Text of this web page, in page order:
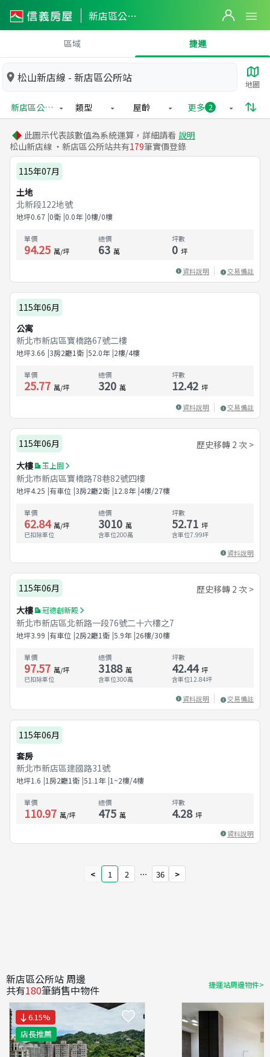
新店區公所站實價登錄
區域 捷運
松山新店線 - 新店區公所站 地圖
新店區公所站 類型 屋齡 更多 2
此圖示代表該數值為系統運算，詳細請看 說明
松山新店線 ・新店區公所站共有179筆實價登錄
115年07月
土地
北新段122地號
地坪0.67 0衛 0.0年 0樓/0樓
單價
94.25 萬/坪
總價
63 萬
坪數
0 坪
資料說明 交易備註
115年06月
公寓
新北市新店區寶橋路67號二樓
地坪3.66 3房2廳1衛 52.0年 2樓/4樓
單價
25.77 萬/坪
總價
320 萬
坪數
12.42 坪
資料說明 交易備註
115年06月
歷史移轉 2 次 >
大樓
玉上園
新北市新店區寶橋路78巷82號四樓
地坪4.25 有車位 3房2廳2衛 12.8年 4樓/27樓
單價
62.84 萬/坪
已扣除車位
總價
3010 萬
含車位200萬
坪數
52.71 坪
含車位7.99坪
資料說明
115年06月
歷史移轉 2 次 >
大樓
冠德創新殿
新北市新店區北新路一段76號二十六樓之7
地坪3.99 有車位 2房2廳1衛 5.9年 26樓/30樓
單價
97.57 萬/坪
已扣除車位
總價
3188 萬
含車位300萬
坪數
42.44 坪
含車位12.84坪
資料說明 交易備註
115年06月
套房
新北市新店區建國路31號
地坪1.6 1房2廳1衛 51.1 年 1~2樓/4樓
單價
110.97 萬/坪
總價
475 萬
坪數
4.28 坪
資料說明
< 1 2 ⋯ 36 >
新店區公所站 周邊
共有180筆銷售中物件 捷運站周邊物件>
6.15%
店長推薦